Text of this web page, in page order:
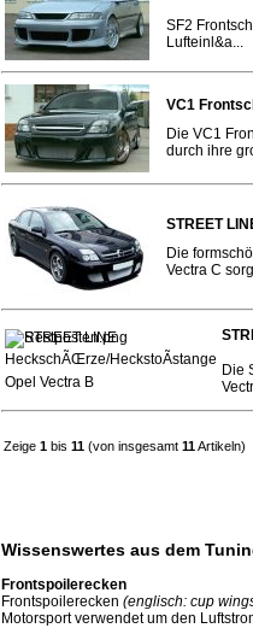
SF2
Lufteinl&a...
VC1
Die VC1
durch ihre
STREET
Die
Vectra C
Die
Zeige 1 bis 11 (von insgesamt 11Artikeln)
Wissenswertes aus dem
Frontspoilerecken
Frontspoilerecken (englisch: cup
Motorsport verwendet um den